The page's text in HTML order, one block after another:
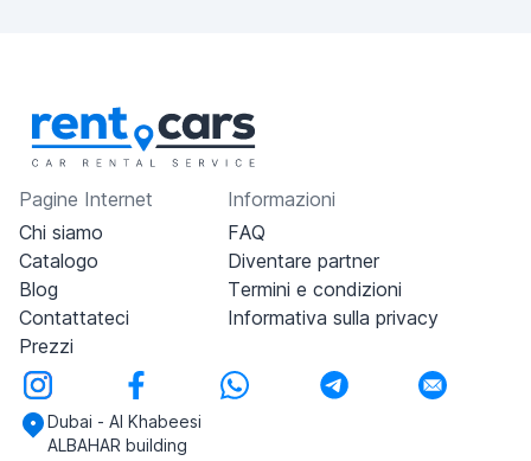
Pagine Internet
Chi siamo
Catalogo
Blog
Contattateci
Prezzi
Informazioni
FAQ
Diventare partner
Termini e condizioni
Informativa sulla privacy
Dubai - Al Khabeesi
ALBAHAR building